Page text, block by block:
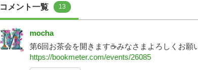
コメント一覧 13
mocha
第6回お茶会を開きます☕みなさまよろしくお願
https://bookmeter.com/events/26085